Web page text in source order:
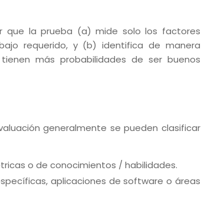
que la prueba (a) mide solo los factores
requerido, y (b) identifica de manera
más probabilidades de ser buenos
generalmente se pueden clasificar
o de conocimientos / habilidades.
aplicaciones de software o áreas